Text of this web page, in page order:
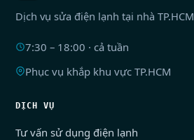
Dịch vụ sửa điện lạnh tại nhà TP.HCM
7:30 – 18:00 · cả tuần
Phục vụ khắp khu vực TP.HCM
DỊCH VỤ
Tư vấn sử dụng điện lạnh